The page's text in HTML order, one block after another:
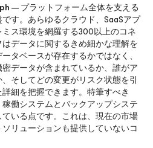
— プラットフォーム全体を支える
す。あらゆるクラウド、SaaSアプ
ス環境を網羅する300以上のコネ
データに関するきめ細かな理解を
タベースが存在するかではなく、
データが含まれているか、誰がア
そしてどの変更がリスク状態を引
細を把握できます。特筆すべき
働システムとバックアップシステ
いる点です。これは、現在の市場
リューションも提供していないコ